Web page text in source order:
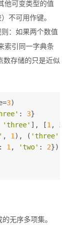
他可变类型的值
不可用作键。
：如果两个数值
索引同一字典条
数存储的只是近似
3)
: 3}
'three' ], [1 , 2
, 1 ), ( 'three'
: 1 , 'two' : 2})
无序多项集。